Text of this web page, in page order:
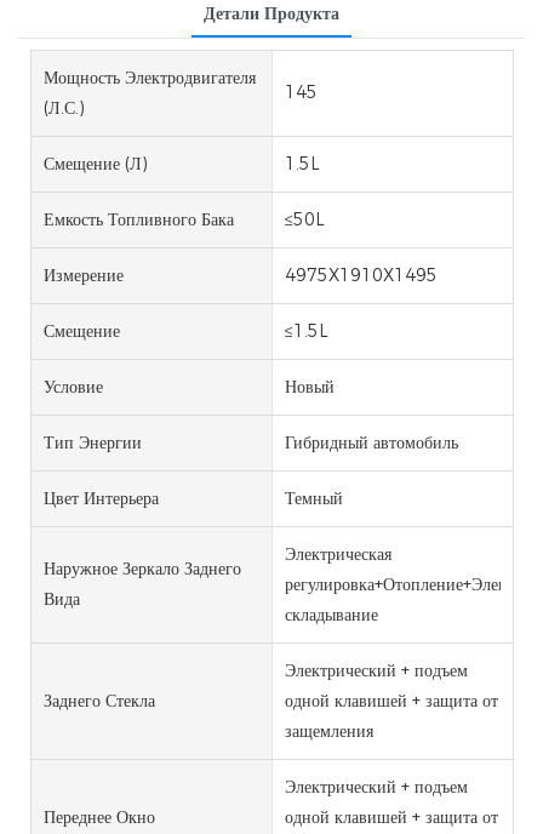
Детали Продукта
Мощность Электродвигателя
(л.с.)
145
Смещение (л) 1.5L
Емкость Топливного Бака ≤50L
Измерение 4975X1910X1495
Смещение ≤1.5L
Условие Новый
Тип Энергии Гибридный автомобиль
Цвет Интерьера Темный
Наружное Зеркало Заднего
Вида
Электрическая
складывание
Заднего Стекла
Электрический + подъем
одной клавишей + защита от
защемления
Переднее Окно
Электрический + подъем
одной клавишей + защита от